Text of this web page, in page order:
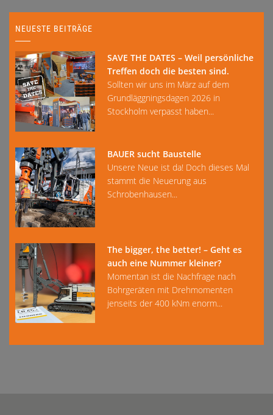
NEUESTE BEITRÄGE
SAVE THE DATES – Weil persönliche
Treffen doch die besten sind.
Sollten wir uns im März auf dem
Grundläggningsdagen 2026 in
Stockholm verpasst haben...
BAUER sucht Baustelle
Unsere Neue ist da! Doch dieses Mal
stammt die Neuerung aus
Schrobenhausen...
The bigger, the better! – Geht es
auch eine Nummer kleiner?
Momentan ist die Nachfrage nach
Bohrgeräten mit Drehmomenten
jenseits der 400 kNm enorm...